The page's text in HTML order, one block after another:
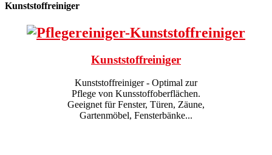
Kunststoffreiniger
Kunststoffreiniger
Kunststoffreiniger - Optimal zur
Pflege von Kunsstoffoberflächen.
Geeignet für Fenster, Türen, Zäune,
Gartenmöbel, Fensterbänke...